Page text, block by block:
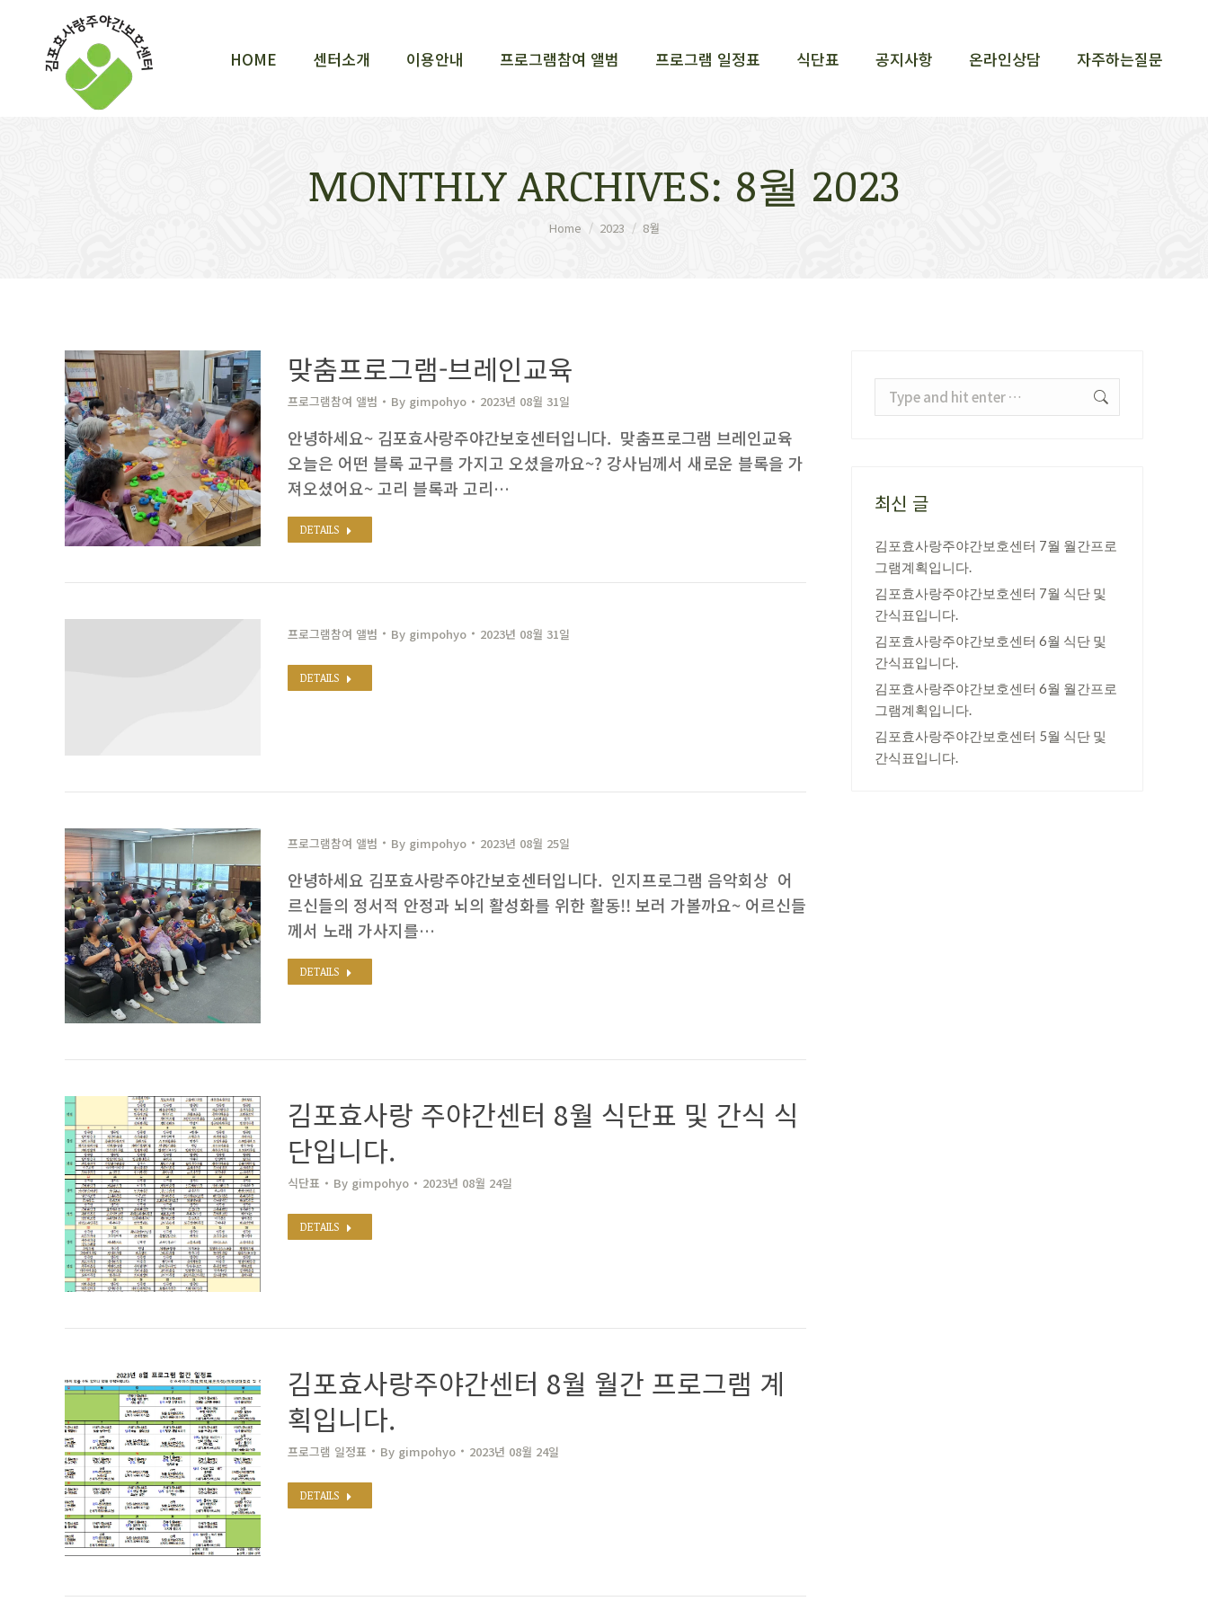
HOME 센터소개 이용안내 프로그램참여 앨범 프로그램 일정표 식단표 공지사항 온라인상담 자주하는질문
MONTHLY ARCHIVES: 8월 2023
You are here:
Home 2023 8월
맞춤프로그램-브레인교육
프로그램참여 앨범 By gimpohyo​ 2023년 08월 31일
안녕하세요~ 김포효사랑주야간보호센터입니다. ​ 맞춤프로그램 브레인교육
오늘은 어떤 블록 교구를 가지고 오셨을까요~? 강사님께서 새로운 블록을 가
져오셨어요~ 고리 블록과 고리…
DETAILS
프로그램참여 앨범 By gimpohyo​ 2023년 08월 31일
DETAILS
프로그램참여 앨범 By gimpohyo​ 2023년 08월 25일
안녕하세요 김포효사랑주야간보호센터입니다. ​ 인지프로그램 음악회상 ​ 어
르신들의 정서적 안정과 뇌의 활성화를 위한 활동!! 보러 가볼까요~ 어르신들
께서 노래 가사지를…
DETAILS
김포효사랑 주야간센터 8월 식단표 및 간식 식
단입니다.
식단표 By gimpohyo​ 2023년 08월 24일
DETAILS
김포효사랑주야간센터 8월 월간 프로그램 계
획입니다.
프로그램 일정표 By gimpohyo​ 2023년 08월 24일
DETAILS
Search:
최신 글
김포효사랑주야간보호센터 7월 월간프로
그램계획입니다.
김포효사랑주야간보호센터 7월 식단 및
간식표입니다.
김포효사랑주야간보호센터 6월 식단 및
간식표입니다.
김포효사랑주야간보호센터 6월 월간프로
그램계획입니다.
김포효사랑주야간보호센터 5월 식단 및
간식표입니다.